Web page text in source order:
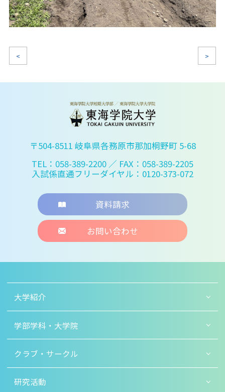
< >
〒504-8511 岐阜県各務原市那加桐野町 5-68
TEL：058-389-2200 ／ FAX：058-389-2205
入試係直通フリーダイヤル：0120-373-072
資料請求
お問い合わせ
大学紹介
学部学科・大学院
クラブ・サークル
研究活動